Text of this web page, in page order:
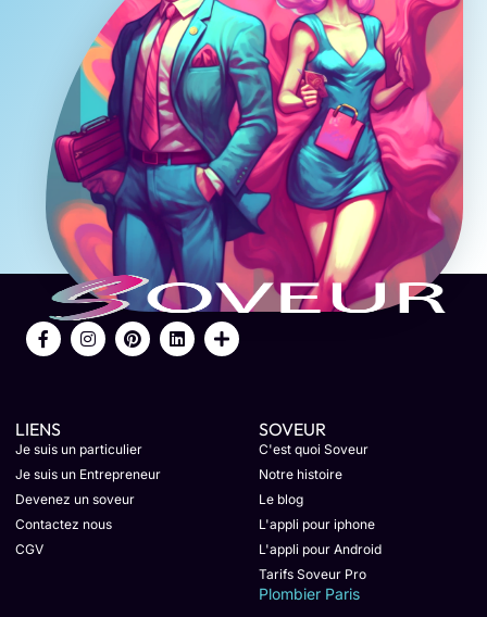
LIENS
Je suis un particulier
Je suis un Entrepreneur
Devenez un soveur
Contactez nous
CGV
SOVEUR
C'est quoi Soveur
Notre histoire
Le blog
L'appli pour iphone
L'appli pour Android
Tarifs Soveur Pro
Plombier Paris